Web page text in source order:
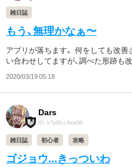
雑日誌
もう、無理かなぁ〜
アプリが落ちます。 何をしても改善
い合わせしてますが、調べた形跡も
2020/03/19 05:18
Dars
ID: k7p6fcc4we56
雑日誌 初心者 攻略
ゴジョウ...きっついわ